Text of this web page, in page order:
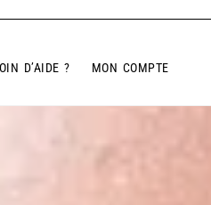
D’AIDE ? MON COMPTE